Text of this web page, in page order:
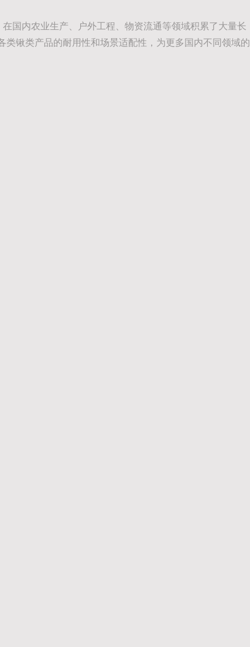
国内农业生产、户外工程、物资流通等领域积累了大量长
锹类产品的耐用性和场景适配性，为更多国内不同领域的